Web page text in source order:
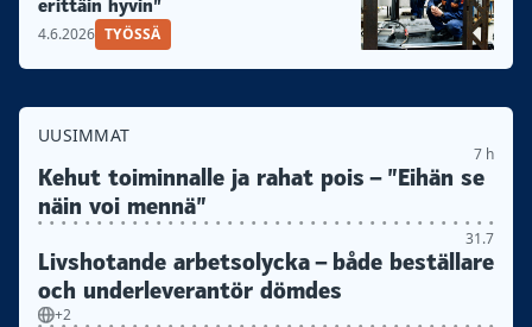
erittäin hyvin”
4.6.2026 TYÖSSÄ
UUSIMMAT
7 h
Kehut toiminnalle ja rahat pois – ”Eihän se
näin voi mennä”
31.7
Livshotande arbetsolycka – både beställare
och underleverantör dömdes
+2